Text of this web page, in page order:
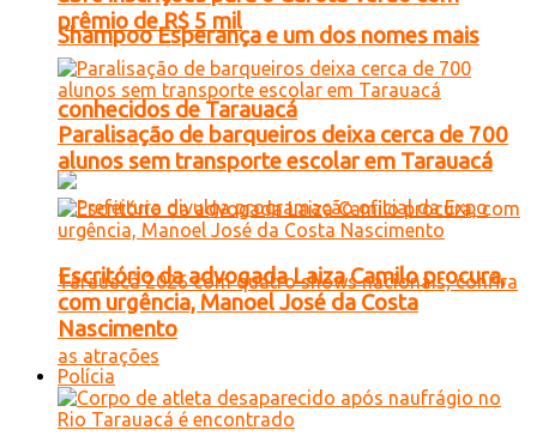
Shampoo Esperança e um dos nomes mais
conhecidos de Tarauacá
prêmio de R$ 5 mil
Paralisação de barqueiros deixa cerca de 700
alunos sem transporte escolar em Tarauacá
Escritório da advogada Laiza Camilo procura,
com urgência, Manoel José da Costa
Nascimento
Polícia